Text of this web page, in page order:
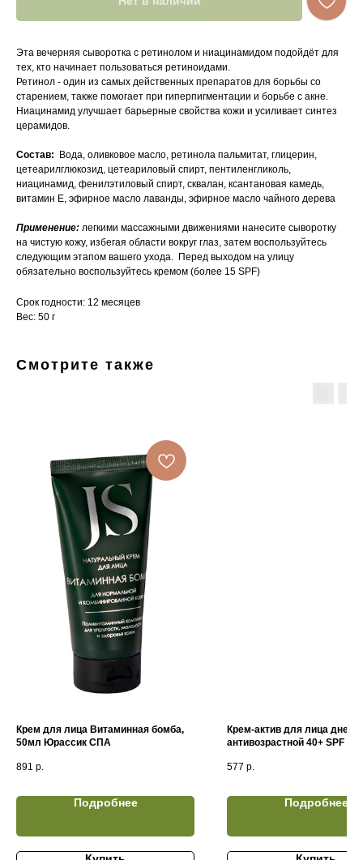
Эта вечерняя сыворотка с ретинолом и ниацинамидом подойдёт для
тех, кто начинает пользоваться ретиноидами.
Ретинол - один из самых действенных препаратов для борьбы со
старением, также помогает при гиперпигментации и борьбе с акне.
Ниацинамид улучшает барьерные свойства кожи и усиливает синтез
церамидов.
Состав:
Вода, оливковое масло, ретинола пальмитат, глицерин,
цетеарилглюкозид, цетеариловый спирт, пентиленгликоль,
ниацинамид, фенилэтиловый спирт, сквалан, ксантановая камедь,
витамин Е, эфирное масло лаванды, эфирное масло чайного дерева
Применение: легкими массажными движениями нанесите сыворотку
на чистую кожу, избегая области вокруг глаз, затем воспользуйтесь
следующим этапом вашего ухода. Перед выходом на улицу
обязательно воспользуйтесь кремом (более 15 SPF)
Срок годности: 12 месяцев
Вес: 50 г
Смотрите также
Крем для лица Витаминная бомба,
50мл Юрассик СПА
891 р.
Подробнее
Крем-актив для лица
антивозрастной 40+ SPF 20
577 р.
Подробнее